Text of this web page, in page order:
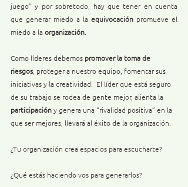
juego” y por sobretodo, hay que tener en cuenta
que generar miedo a la equivocación promueve el
miedo a la organización
Como líderes debemos promover la toma de
riesgos , proteger a nuestro equipo, fomentar sus
iniciativas y la creatividad.  El líder que está seguro
de su trabajo se rodea de gente mejor, alienta la
participación y genera una “rivalidad positiva” en la
que ser mejores, llevará al éxito de la organización.
¿Tu organización crea espacios para escucharte?
¿Qué estás haciendo vos para generarlos?